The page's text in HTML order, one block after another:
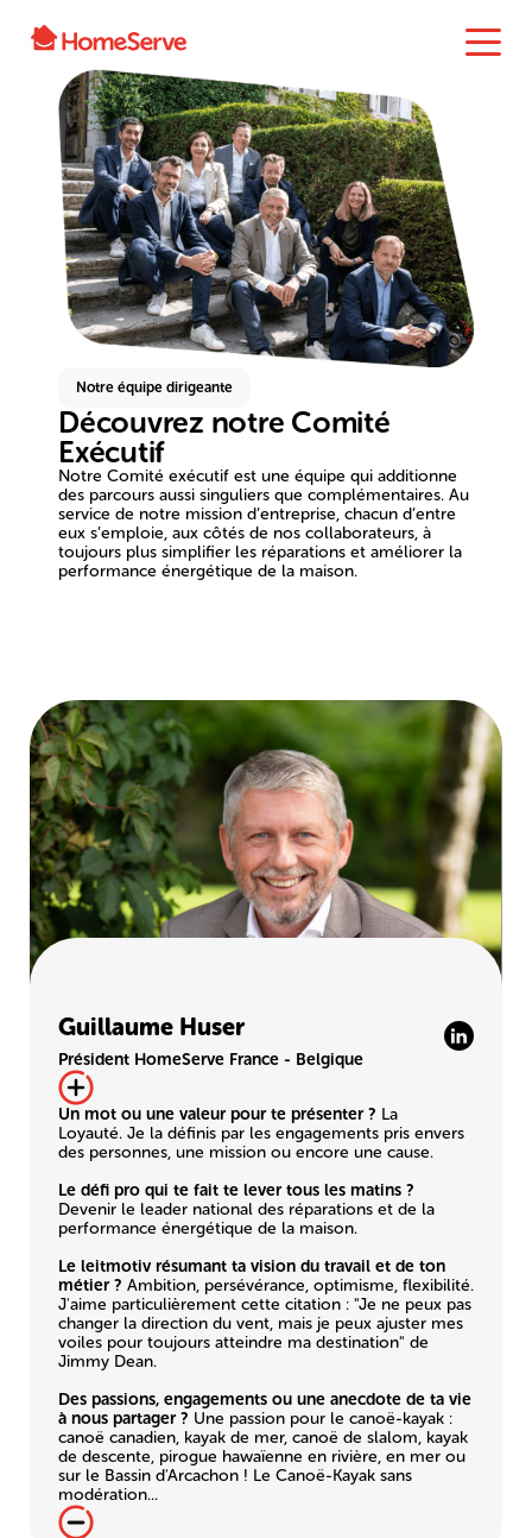
Notre équipe dirigeante
Découvrez notre Comité
Exécutif
Notre Comité exécutif est une équipe qui additionne
des parcours aussi singuliers que complémentaires. Au
service de notre mission d’entreprise, chacun d’entre
eux s’emploie, aux côtés de nos collaborateurs, à
toujours plus simplifier les réparations et améliorer la
performance énergétique de la maison.
Guillaume Huser
Président HomeServe France - Belgique
Un mot ou une valeur pour te présenter ? La
Loyauté. Je la définis par les engagements pris envers
des personnes, une mission ou encore une cause.
Le défi pro qui te fait te lever tous les matins ?
Devenir le leader national des réparations et de la
performance énergétique de la maison.
Le leitmotiv résumant ta vision du travail et de ton
métier ? Ambition, persévérance, optimisme, flexibilité.
J'aime particulièrement cette citation : "Je ne peux pas
changer la direction du vent, mais je peux ajuster mes
voiles pour toujours atteindre ma destination" de
Jimmy Dean.
Des passions, engagements ou une anecdote de ta vie
à nous partager ? Une passion pour le canoë-kayak :
canoë canadien, kayak de mer, canoë de slalom, kayak
de descente, pirogue hawaïenne en rivière, en mer ou
sur le Bassin d'Arcachon ! Le Canoë-Kayak sans
modération...